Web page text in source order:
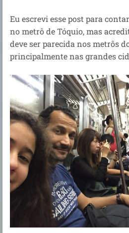
Eu escrevi esse post para
no metrô de Tóquio, mas
deve ser parecida nos metrôs
principalmente nas grandes